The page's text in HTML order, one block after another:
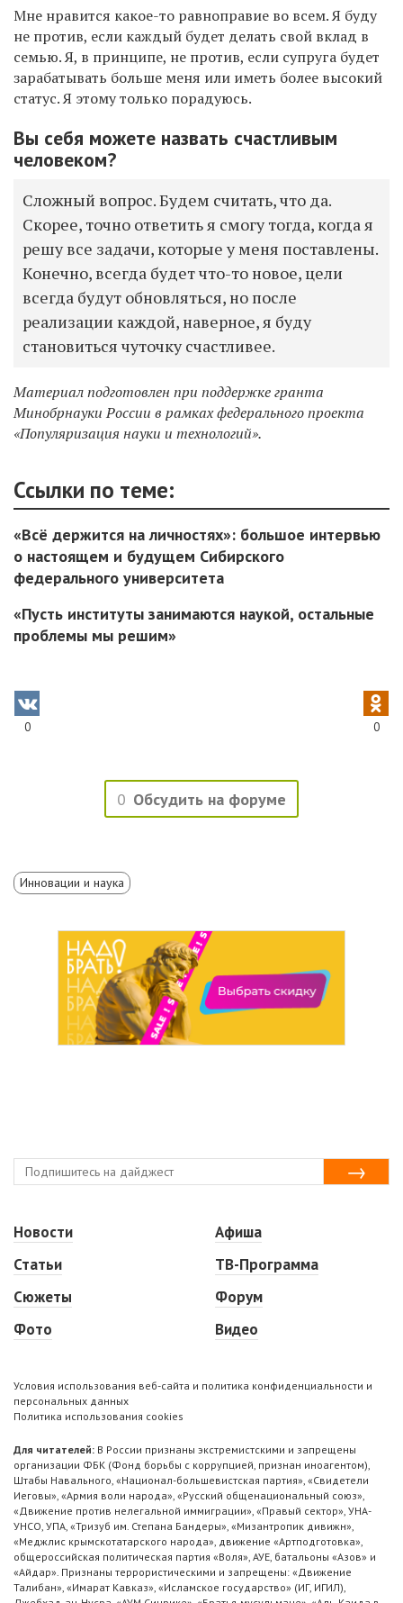
Мне нравится какое-то равноправие во всем. Я буду
не против, если каждый будет делать свой вклад в
семью. Я, в принципе, не против, если супруга будет
зарабатывать больше меня или иметь более высокий
статус. Я этому только порадуюсь.
Вы себя можете назвать счастливым
человеком?
Сложный вопрос. Будем считать, что да.
Скорее, точно ответить я смогу тогда, когда я
решу все задачи, которые у меня поставлены.
Конечно, всегда будет что-то новое, цели
всегда будут обновляться, но после
реализации каждой, наверное, я буду
становиться чуточку счастливее.
Материал подготовлен при поддержке гранта
Минобрнауки России в рамках федерального проекта
«Популяризация науки и технологий».
Ссылки по теме:
«Всё держится на личностях»: большое интервью
о настоящем и будущем Сибирского
федерального университета
«Пусть институты занимаются наукой, остальные
проблемы мы решим»
0 0
0 Обсудить на форуме
Инновации и наука
Новости
Статьи
Сюжеты
Фото
Афиша
ТВ-Программа
Форум
Видео
Условия использования веб-сайта и политика конфиденциальности и
персональных данных
Политика использования cookies
Для читателей: В России признаны экстремистскими и запрещены
организации ФБК (Фонд борьбы с коррупцией, признан иноагентом),
Штабы Навального, «Национал-большевистская партия», «Свидетели
Иеговы», «Армия воли народа», «Русский общенациональный союз»,
«Движение против нелегальной иммиграции», «Правый сектор», УНА-
УНСО, УПА, «Тризуб им. Степана Бандеры», «Мизантропик дивижн»,
«Меджлис крымскотатарского народа», движение «Артподготовка»,
общероссийская политическая партия «Воля», АУЕ, батальоны «Азов» и
«Айдар». Признаны террористическими и запрещены: «Движение
Талибан», «Имарат Кавказ», «Исламское государство» (ИГ, ИГИЛ),